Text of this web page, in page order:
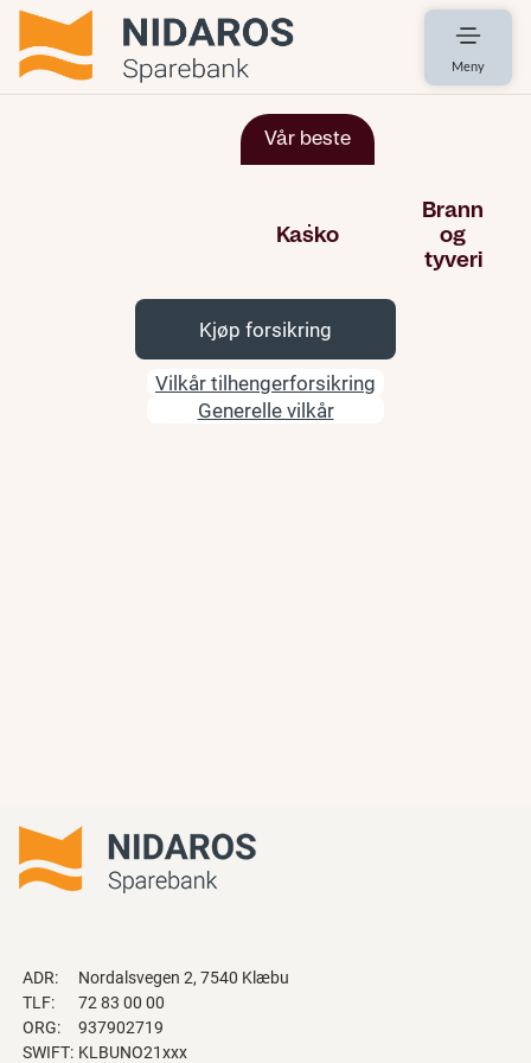
Meny
Kjøp forsikring
Vilkår tilhengerforsikring
Generelle vilkår
ADR:
Nordalsvegen 2, 7540 Klæbu
TLF:
72 83 00 00
ORG:
937902719
SWIFT: KLBUNO21xxx